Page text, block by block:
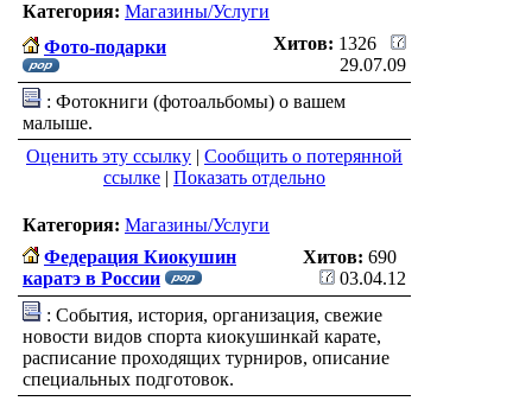
Категория: Магазины/Услуги
Фото-подарки
Хитов: 1326
29.07.09
: Фотокниги (фотоальбомы) о вашем
малыше.
Оценить эту ссылку | Сообщить о потерянной
ссылке | Показать отдельно
Категория: Магазины/Услуги
Федерация Киокушин
каратэ в России
Хитов: 690
03.04.12
: События, история, организация, свежие
новости видов спорта киокушинкай карате,
расписание проходящих турниров, описание
специальных подготовок.